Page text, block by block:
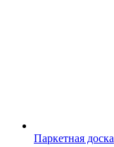
Паркетная доска